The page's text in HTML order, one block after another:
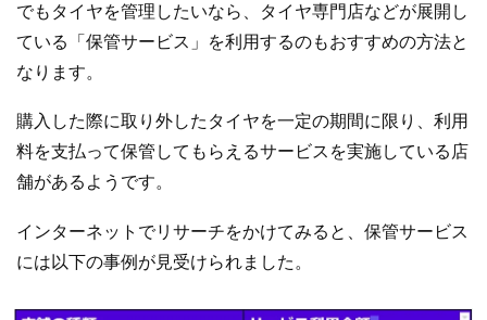
でもタイヤを管理したいなら、タイヤ専門店などが展開し
ている「保管サービス」を利用するのもおすすめの方法と
なります。
購入した際に取り外したタイヤを一定の期間に限り、利用
料を支払って保管してもらえるサービスを実施している店
舗があるようです。
インターネットでリサーチをかけてみると、保管サービス
には以下の事例が見受けられました。